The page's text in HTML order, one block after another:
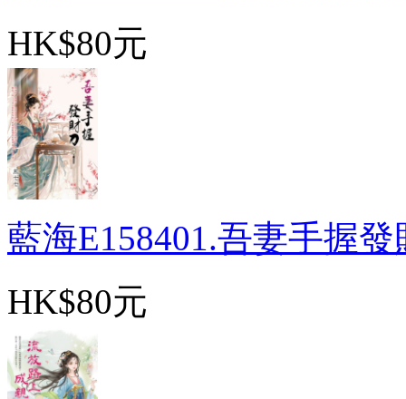
HK$80元
藍海E158401.吾妻手握發
HK$80元